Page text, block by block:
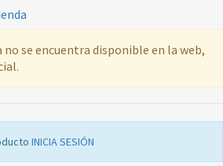
se encuentra disponible en la web,
INICIA SESIÓN